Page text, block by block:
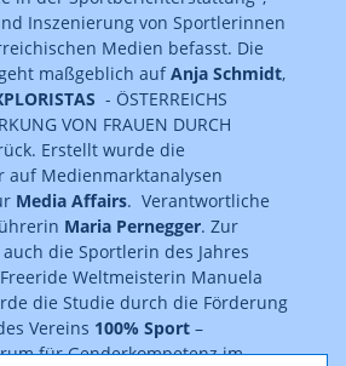
Inszenierung von Sportlerinnen
Medien befasst. Die
maßgeblich aufAnja Schmidt,
- ÖSTERREICHS
VON FRAUEN DURCH
Erstellt wurde die
auf Medienmarktanalysen
Media Affairs. Verantwortliche
Maria Pernegger. Zur
die Sportlerin des Jahres
Weltmeisterin Manuela
die Studie durch die Förderung
Vereins 100% Sport –
für Genderkompetenz im